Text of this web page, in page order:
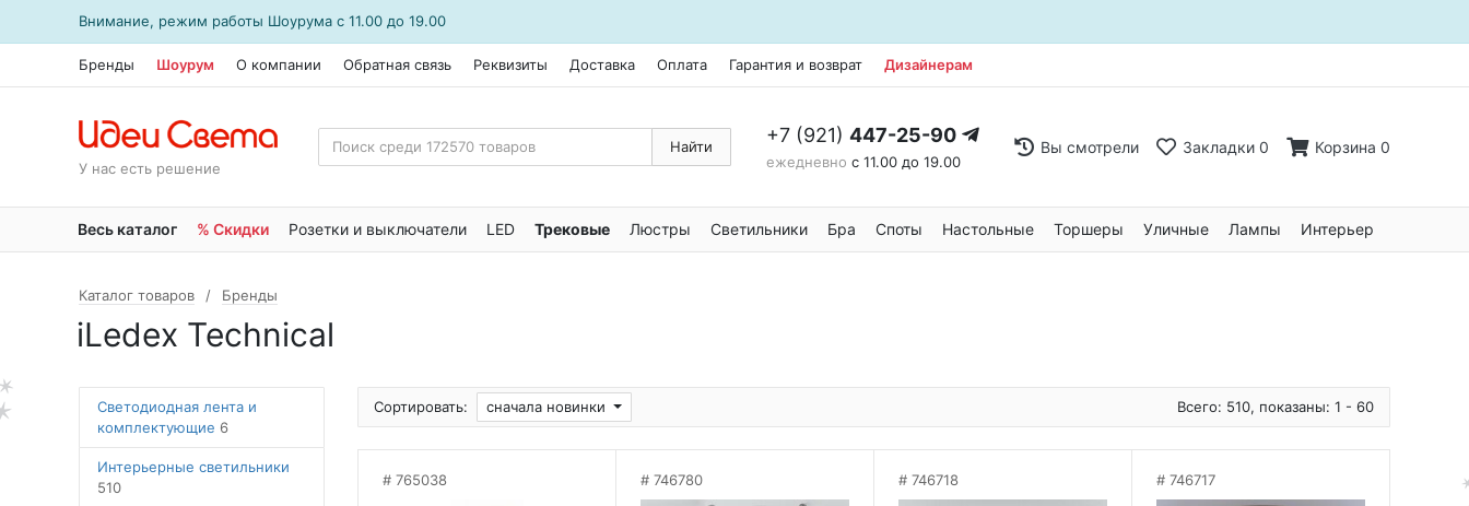
Внимание, режим работы Шоурума с 11.00 до 19.00
Бренды Шоурум О компании Обратная связь Реквизиты Доставка Оплата Гарантия и возврат Дизайнерам
У нас есть решение
Найти +7 (921) 447-25-90
ежедневно с 11.00 до 19.00
Вы смотрели Закладки 0 Корзина 0
Весь каталог % Скидки Розетки и выключатели LED Трековые Люстры Светильники Бра Споты Настольные Торшеры Уличные Лампы Интерьер
Каталог товаров Бренды
iLedex Technical
Светодиодная лента и
комплектующие 6
Интерьерные светильники
510
Сортировать: сначала новинки Всего: 510, показаны: 1 - 60
765038 746780 746718 746717